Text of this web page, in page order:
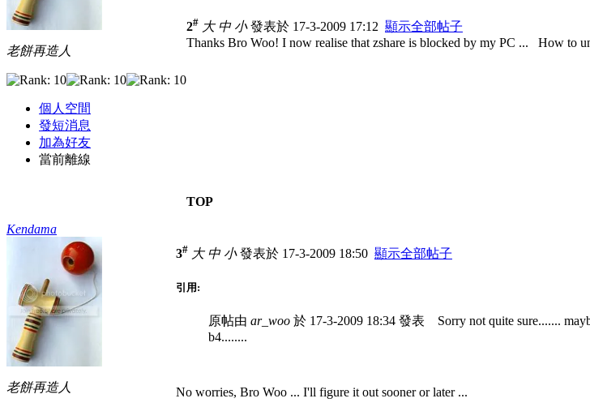
老餅再造人
個人空間
發短消息
加為好友
當前離線
2# 大 中 小發表於 17-3-2009 17:12 顯示全部帖子
Thanks Bro Woo! I now realise that zshare is blocked by my PC ...
How to
TOP
Kendama
老餅再造人
3# 大 中 小發表於 17-3-2009 18:50 顯示全部帖子
引用:
原帖由 ar_woo 於 17-3-2009 18:34 發表
Sorry not quite sure.......
b4........
No worries, Bro Woo ... I'll figure it out sooner or later ...